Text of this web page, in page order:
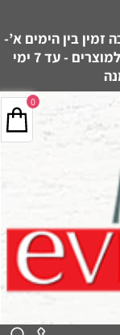
זמין בין הימים א’-
ה’ בין השעות 10:00-16:00 - זמן אספקה למוצרים - עד 7 ימי
0